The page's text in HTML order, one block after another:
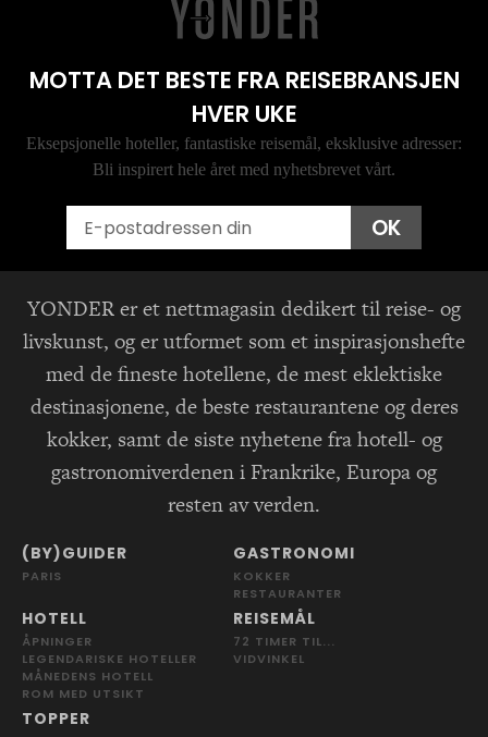
MOTTA DET BESTE FRA REISEBRANSJEN
HVER UKE
Eksepsjonelle hoteller, fantastiske reisemål, eksklusive adresser:
Bli inspirert hele året med nyhetsbrevet vårt.
OK
YONDER er et nettmagasin dedikert til reise- og
livskunst, og er utformet som et inspirasjonshefte
med de fineste hotellene, de mest eklektiske
destinasjonene, de beste restaurantene og deres
kokker, samt de siste nyhetene fra hotell- og
gastronomiverdenen i Frankrike, Europa og
resten av verden.
(BY)GUIDER
PARIS
GASTRONOMI
KOKKER
RESTAURANTER
HOTELL
ÅPNINGER
LEGENDARISKE HOTELLER
MÅNEDENS HOTELL
ROM MED UTSIKT
REISEMÅL
72 TIMER TIL...
VIDVINKEL
TOPPER